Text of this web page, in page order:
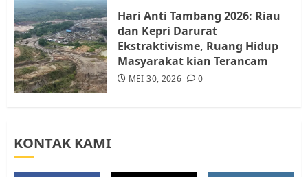
5
Hari Anti Tambang 2026: Riau
dan Kepri Darurat
Ekstraktivisme, Ruang Hidup
Masyarakat kian Terancam
MEI 30, 2026 0
KONTAK KAMI